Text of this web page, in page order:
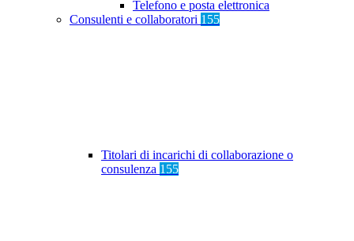
Telefono e posta elettronica
Consulenti e collaboratori 155
Titolari di incarichi di collaborazione o
consulenza 155